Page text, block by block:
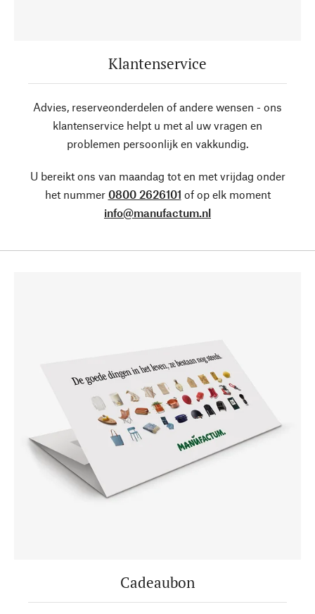
Klantenservice
Advies, reserveonderdelen of andere wensen - ons
klantenservice helpt u met al uw vragen en
problemen persoonlijk en vakkundig.
U bereikt ons van maandag tot en met vrijdag onder
het nummer 0800 2626101 of op elk moment
info@manufactum.nl
Cadeaubon